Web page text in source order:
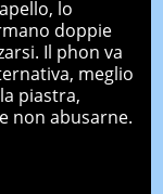
lo
doppie
Il phon va
meglio
piastra,
non abusarne.